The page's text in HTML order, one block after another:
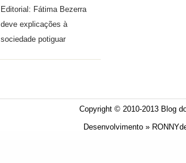
Editorial: Fátima Bezerra
deve explicações à
sociedade potiguar
Copyright © 2010-2013 Blog
Desenvolvimento »